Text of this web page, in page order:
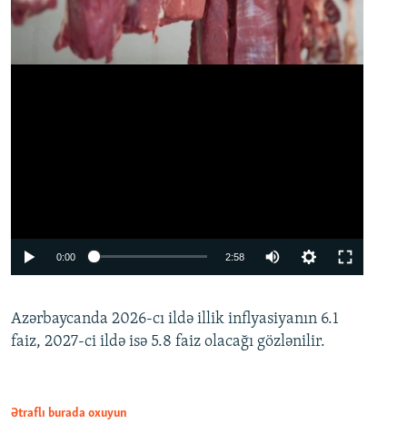
0:00 2:58
360p
480p
Azərbaycanda 2026-cı ildə illik inflyasiyanın 6.1
faiz, 2027-ci ildə isə 5.8 faiz olacağı gözlənilir.
Ətraflı burada oxuyun